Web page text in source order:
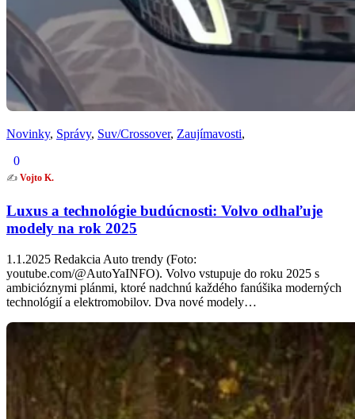
Novinky, Správy, Suv/Crossover, Zaujímavosti,
0
✍️ Vojto K.
Luxus a technológie budúcnosti: Volvo odhaľuje
modely na rok 2025
1.1.2025 Redakcia Auto trendy (Foto:
youtube.com/@AutoYaINFO). Volvo vstupuje do roku 2025 s
ambicióznymi plánmi, ktoré nadchnú každého fanúšika moderných
technológií a elektromobilov. Dva nové modely…